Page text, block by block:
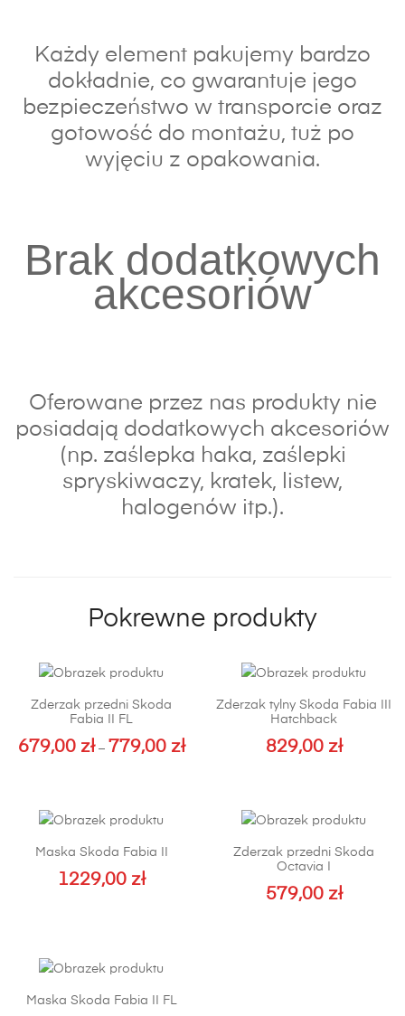
Każdy element pakujemy bardzo
dokładnie, co gwarantuje jego
bezpieczeństwo w transporcie oraz
gotowość do montażu, tuż po
wyjęciu z opakowania.
Brak dodatkowych
akcesoriów
Oferowane przez nas produkty nie
posiadają dodatkowych akcesoriów
(np. zaślepka haka, zaślepki
spryskiwaczy, kratek, listew,
halogenów itp.).
Pokrewne produkty
Zderzak przedni Skoda
Fabia II FL
679,00 zł – 779,00 złZakres
779,00 zł
ma
wariantów.
Opcje
stronie
Zderzak tylny Skoda Fabia III
Hatchback
829,00 zł
ma
wariantów.
można
Maska Skoda Fabia II
1229,00 zł
Zderzak przedni Skoda
Octavia I
579,00 zł
Maska Skoda Fabia II FL